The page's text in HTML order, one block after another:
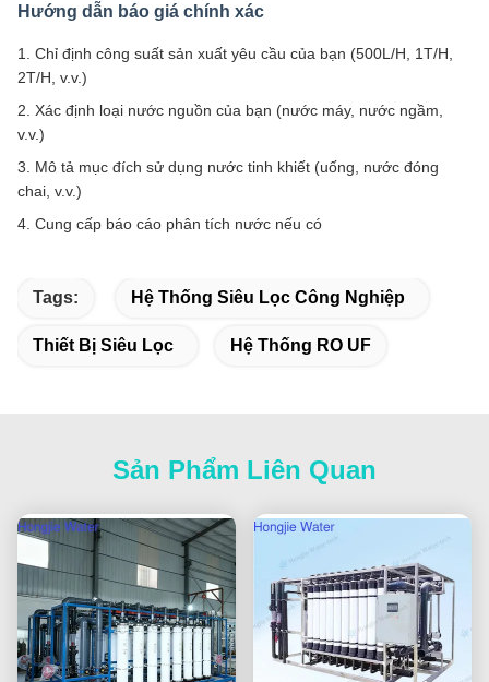
Hướng dẫn báo giá chính xác
1. Chỉ định công suất sản xuất yêu cầu của bạn (500L/H, 1T/H,
2T/H, v.v.)
2. Xác định loại nước nguồn của bạn (nước máy, nước ngầm,
v.v.)
3. Mô tả mục đích sử dụng nước tinh khiết (uống, nước đóng
chai, v.v.)
4. Cung cấp báo cáo phân tích nước nếu có
Tags: Hệ Thống Siêu Lọc Công Nghiệp
Thiết Bị Siêu Lọc Hệ Thống RO UF
Sản Phẩm Liên Quan